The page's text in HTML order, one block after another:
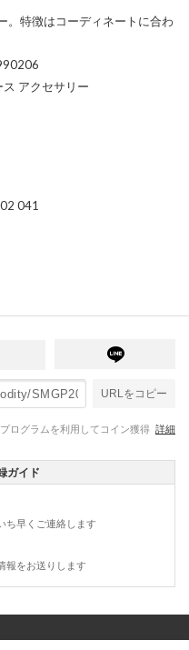
。特徴はコーディネートに合わ
ス アクセサリー
041
URLをコピー
ログラムを利用してコイン獲得 詳細
ガイド
ち早くご連絡します
報をお送りします